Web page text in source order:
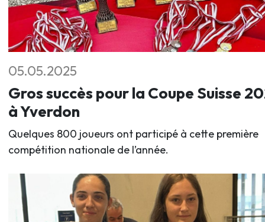
05.05.2025
Gros succès pour la Coupe Suisse
à Yverdon
Quelques 800 joueurs ont participé à cette première
compétition nationale de l’année.